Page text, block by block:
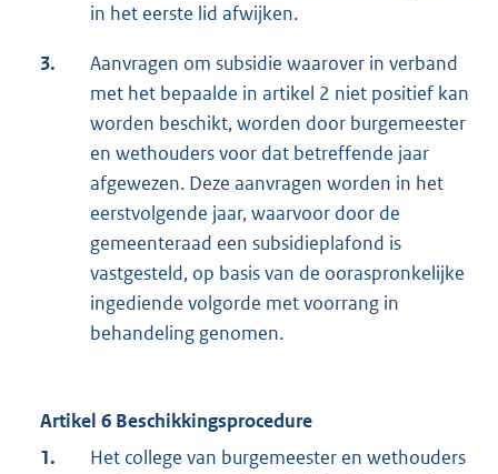
in het eerste lid afwijken.
3.
Aanvragen om subsidie waarover in verband
met het bepaalde in artikel 2 niet positief kan
worden beschikt, worden door burgemeester
en wethouders voor dat betreffende jaar
afgewezen. Deze aanvragen worden in het
eerstvolgende jaar, waarvoor door de
gemeenteraad een subsidieplafond is
vastgesteld, op basis van de ooraspronkelijke
ingediende volgorde met voorrang in
behandeling genomen.
Artikel 6 Beschikkingsprocedure
1.
Het college van burgemeester en wethouders